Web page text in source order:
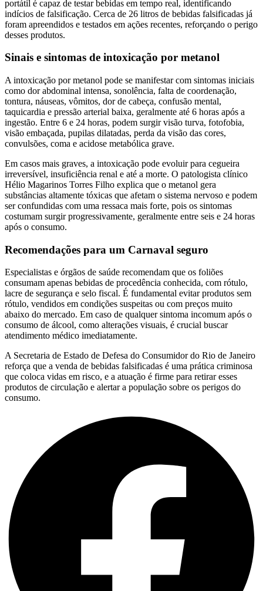
portátil é capaz de testar bebidas em tempo real, identificando
indícios de falsificação. Cerca de 26 litros de bebidas falsificadas já
foram apreendidos e testados em ações recentes, reforçando o perigo
desses produtos.
Sinais e sintomas de intoxicação por metanol
A intoxicação por metanol pode se manifestar com sintomas iniciais
como dor abdominal intensa, sonolência, falta de coordenação,
tontura, náuseas, vômitos, dor de cabeça, confusão mental,
taquicardia e pressão arterial baixa, geralmente até 6 horas após a
ingestão. Entre 6 e 24 horas, podem surgir visão turva, fotofobia,
visão embaçada, pupilas dilatadas, perda da visão das cores,
convulsões, coma e acidose metabólica grave.
Em casos mais graves, a intoxicação pode evoluir para cegueira
irreversível, insuficiência renal e até a morte. O patologista clínico
Hélio Magarinos Torres Filho explica que o metanol gera
substâncias altamente tóxicas que afetam o sistema nervoso e podem
ser confundidas com uma ressaca mais forte, pois os sintomas
costumam surgir progressivamente, geralmente entre seis e 24 horas
após o consumo.
Recomendações para um Carnaval seguro
Especialistas e órgãos de saúde recomendam que os foliões
consumam apenas bebidas de procedência conhecida, com rótulo,
lacre de segurança e selo fiscal. É fundamental evitar produtos sem
rótulo, vendidos em condições suspeitas ou com preços muito
abaixo do mercado. Em caso de qualquer sintoma incomum após o
consumo de álcool, como alterações visuais, é crucial buscar
atendimento médico imediatamente.
A Secretaria de Estado de Defesa do Consumidor do Rio de Janeiro
reforça que a venda de bebidas falsificadas é uma prática criminosa
que coloca vidas em risco, e a atuação é firme para retirar esses
produtos de circulação e alertar a população sobre os perigos do
consumo.